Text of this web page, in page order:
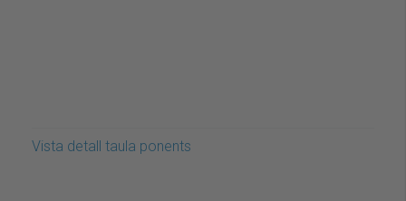
Vista detall taula ponents